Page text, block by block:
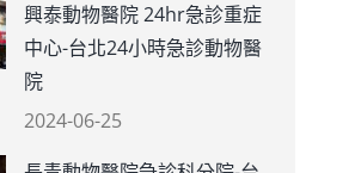
興泰動物醫院 24hr急診重症
中心-台北24小時急診動物醫
院
2024-06-25